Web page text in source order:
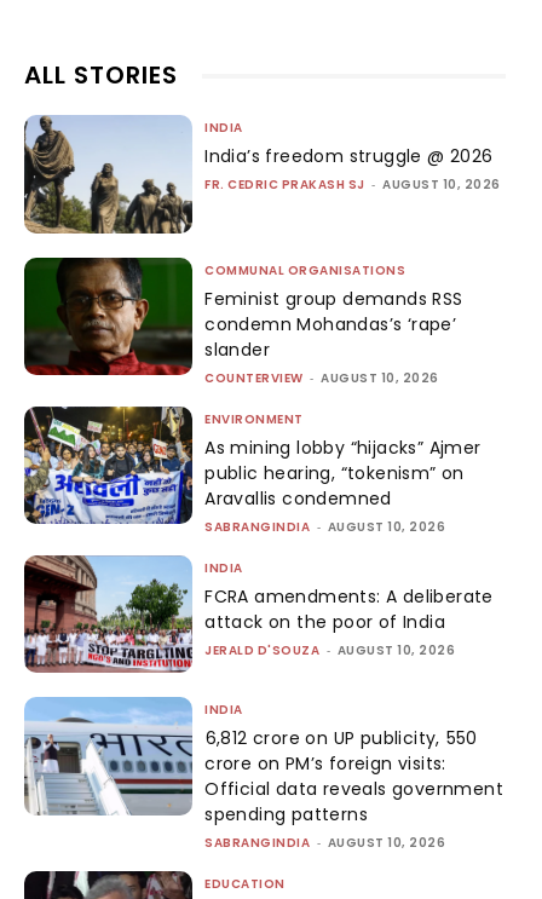
ALL STORIES
INDIA
India’s freedom struggle @ 2026
FR. CEDRIC PRAKASH SJ - AUGUST 10, 2026
COMMUNAL ORGANISATIONS
Feminist group demands RSS
condemn Mohandas’s ‘rape’
slander
COUNTERVIEW - AUGUST 10, 2026
ENVIRONMENT
As mining lobby “hijacks” Ajmer
public hearing, “tokenism” on
Aravallis condemned
SABRANGINDIA - AUGUST 10, 2026
INDIA
FCRA amendments: A deliberate
attack on the poor of India
JERALD D'SOUZA - AUGUST 10, 2026
INDIA
₹6,812 crore on UP publicity, ₹550
crore on PM’s foreign visits:
Official data reveals government
spending patterns
SABRANGINDIA - AUGUST 10, 2026
EDUCATION